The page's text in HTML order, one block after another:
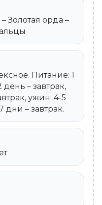
Золотая орда –
Питание: 1
день – завтрак,
ужин; 4-5
дни – завтрак.